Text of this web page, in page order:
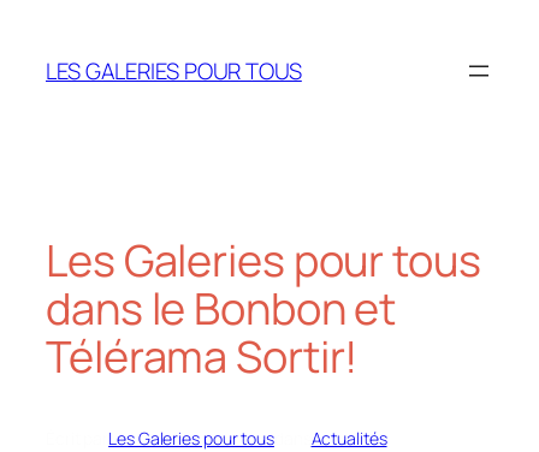
contenu
LES GALERIES POUR TOUS
Les Galeries pour tous
dans le Bonbon et
Télérama Sortir!
Les Galeries pour tousdans Actualités